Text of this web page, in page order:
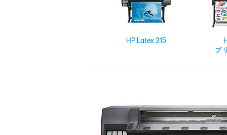
HP Latex 315
プ